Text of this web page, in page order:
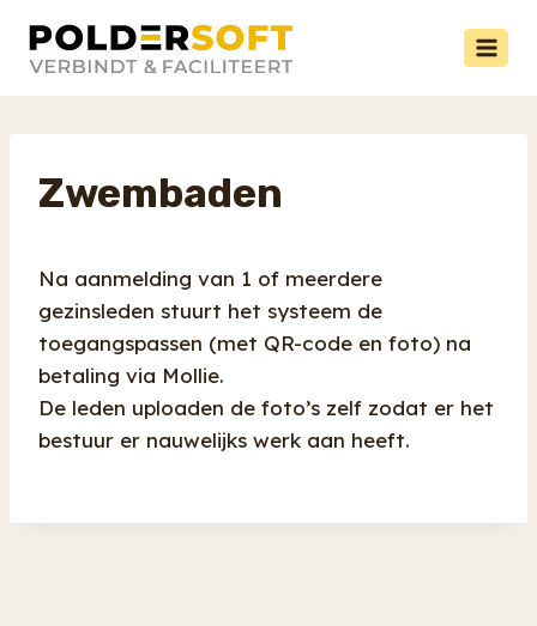
naar
inhoud
Zwembaden
Na aanmelding van 1 of meerdere
gezinsleden stuurt het systeem de
toegangspassen (met QR-code en foto) na
betaling via Mollie.
De leden uploaden de foto’s zelf zodat er het
bestuur er nauwelijks werk aan heeft.